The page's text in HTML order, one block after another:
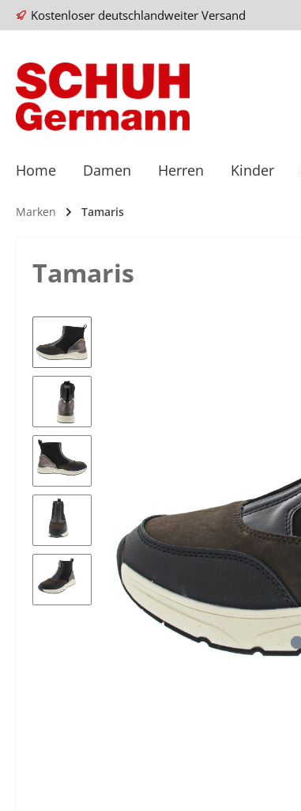
Kostenloser deutschlandweiter Versand
Home Damen Herren Kinder
Marken Tamaris
Tamaris